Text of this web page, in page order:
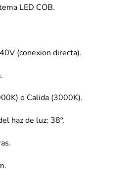
LED COB.
(conexion directa).
o Calida (3000K).
haz de luz: 38º.